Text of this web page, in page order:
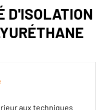
D'ISOLATION
aux techniques